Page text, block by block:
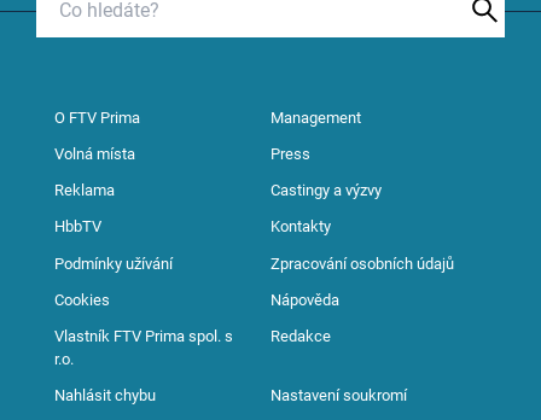
O FTV Prima Management
Volná místa Press
Reklama Castingy a výzvy
HbbTV Kontakty
Podmínky užívání Zpracování osobních údajů
Cookies Nápověda
Vlastník FTV Prima spol. s
r.o.
Redakce
Nahlásit chybu Nastavení soukromí